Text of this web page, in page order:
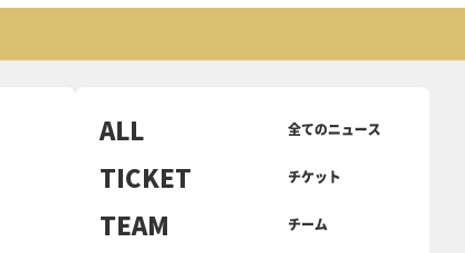
ALL 全てのニュース
TICKET チケット
TEAM チーム